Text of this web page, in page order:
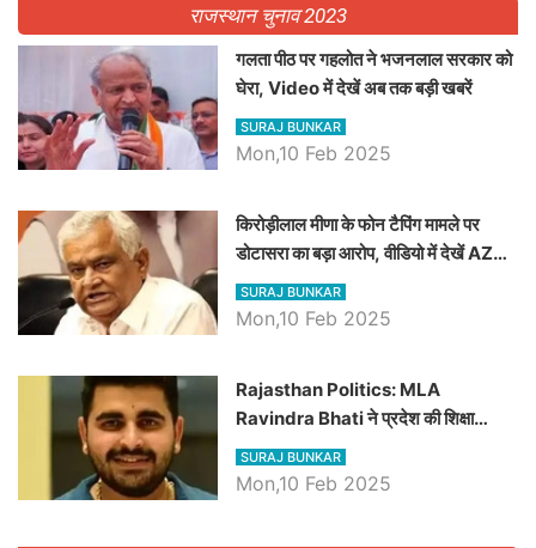
राजस्थान चुनाव 2023
गलता पीठ पर गहलोत ने भजनलाल सरकार को
घेरा, Video में देखें अब तक बड़ी खबरें
SURAJ BUNKAR
Mon,10 Feb 2025
किरोड़ीलाल मीणा के फोन टैपिंग मामले पर
डोटासरा का बड़ा आरोप, वीडियो में देखें AZ
बड़ी खबरें
SURAJ BUNKAR
Mon,10 Feb 2025
Rajasthan Politics: MLA
Ravindra Bhati ने प्रदेश की शिक्षा
व्यवस्था पर उठाए सवाल, Madan
Dilawar पर हमला करते हुए गिनवाये खाली
SURAJ BUNKAR
Mon,10 Feb 2025